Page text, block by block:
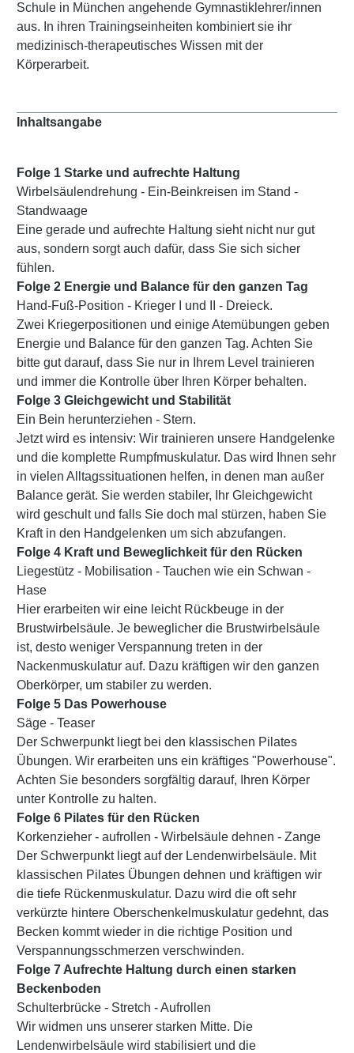
Schule in München angehende Gymnastiklehrer/innen
aus. In ihren Trainingseinheiten kombiniert sie ihr
medizinisch-therapeutisches Wissen mit der
Körperarbeit.
Inhaltsangabe
Folge 1 Starke und aufrechte Haltung
Wirbelsäulendrehung - Ein-Beinkreisen im Stand -
Standwaage
Eine gerade und aufrechte Haltung sieht nicht nur gut
aus, sondern sorgt auch dafür, dass Sie sich sicher
fühlen.
Folge 2 Energie und Balance für den ganzen Tag
Hand-Fuß-Position - Krieger I und II - Dreieck.
Zwei Kriegerpositionen und einige Atemübungen geben
Energie und Balance für den ganzen Tag. Achten Sie
bitte gut darauf, dass Sie nur in Ihrem Level trainieren
und immer die Kontrolle über Ihren Körper behalten.
Folge 3 Gleichgewicht und Stabilität
Ein Bein herunterziehen - Stern.
Jetzt wird es intensiv: Wir trainieren unsere Handgelenke
und die komplette Rumpfmuskulatur. Das wird Ihnen sehr
in vielen Alltagssituationen helfen, in denen man außer
Balance gerät. Sie werden stabiler, Ihr Gleichgewicht
wird geschult und falls Sie doch mal stürzen, haben Sie
Kraft in den Handgelenken um sich abzufangen.
Folge 4 Kraft und Beweglichkeit für den Rücken
Liegestütz - Mobilisation - Tauchen wie ein Schwan -
Hase
Hier erarbeiten wir eine leicht Rückbeuge in der
Brustwirbelsäule. Je beweglicher die Brustwirbelsäule
ist, desto weniger Verspannung treten in der
Nackenmuskulatur auf. Dazu kräftigen wir den ganzen
Oberkörper, um stabiler zu werden.
Folge 5 Das Powerhouse
Säge - Teaser
Der Schwerpunkt liegt bei den klassischen Pilates
Übungen. Wir erarbeiten uns ein kräftiges "Powerhouse".
Achten Sie besonders sorgfältig darauf, Ihren Körper
unter Kontrolle zu halten.
Folge 6 Pilates für den Rücken
Korkenzieher - aufrollen - Wirbelsäule dehnen - Zange
Der Schwerpunkt liegt auf der Lendenwirbelsäule. Mit
klassischen Pilates Übungen dehnen und kräftigen wir
die tiefe Rückenmuskulatur. Dazu wird die oft sehr
verkürzte hintere Oberschenkelmuskulatur gedehnt, das
Becken kommt wieder in die richtige Position und
Verspannungsschmerzen verschwinden.
Folge 7 Aufrechte Haltung durch einen starken
Beckenboden
Schulterbrücke - Stretch - Aufrollen
Wir widmen uns unserer starken Mitte. Die
Lendenwirbelsäule wird stabilisiert und die